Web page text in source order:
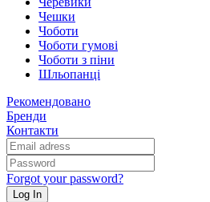
Чешки
Чоботи
Чоботи гумові
Чоботи з піни
Шльопанці
Рекомендовано
Бренди
Контакти
Forgot your password?
Log In